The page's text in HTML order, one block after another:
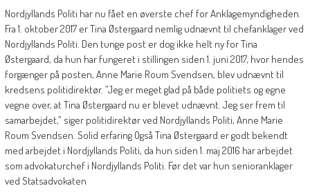
Nordjyllands Politi har nu fået en øverste chef for Anklagemyndigheden.
Fra 1. oktober 2017 er Tina Østergaard nemlig udnævnt til chefanklager ved
Nordjyllands Politi. Den tunge post er dog ikke helt ny for Tina
Østergaard, da hun har fungeret i stillingen siden 1. juni 2017, hvor hendes
forgænger på posten, Anne Marie Roum Svendsen, blev udnævnt til
kredsens politidirektør. ”Jeg er meget glad på både politiets og egne
vegne over, at Tina Østergaard nu er blevet udnævnt. Jeg ser frem til
samarbejdet,” siger politidirektør ved Nordjyllands Politi, Anne Marie
Roum Svendsen. Solid erfaring Også Tina Østergaard er godt bekendt
med arbejdet i Nordjyllands Politi, da hun siden 1. maj 2016 har arbejdet
som advokaturchef i Nordjyllands Politi. Før det var hun senioranklager
ved Statsadvokaten